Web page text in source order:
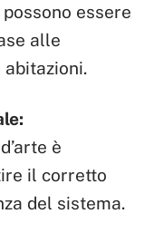
essere
alle
è
il corretto
del sistema.